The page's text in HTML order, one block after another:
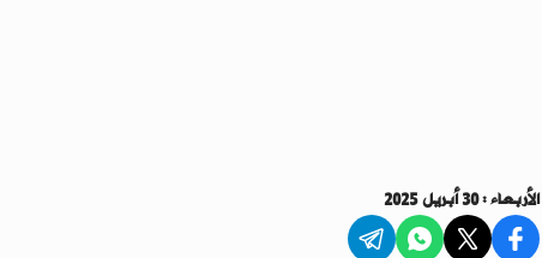
الأربعاء : 30 أبريل 2025